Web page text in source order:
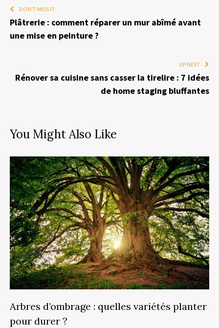
DON'T MISS IT
Plâtrerie : comment réparer un mur abîmé avant
une mise en peinture ?
UP NEXT
Rénover sa cuisine sans casser la tirelire : 7 idées
de home staging bluffantes
You Might Also Like
Arbres d’ombrage : quelles variétés planter
pour durer ?